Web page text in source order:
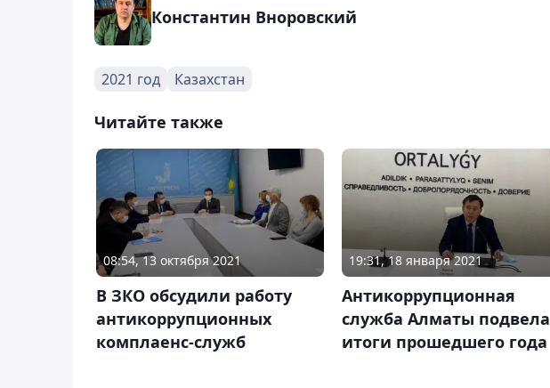
Константин Вноровский
2021 год Казахстан
Читайте также
08:54, 13 октября 2021
В ЗКО обсудили работу
антикоррупционных
комплаенс-служб
19:31, 18 января 2021
Антикоррупционная
служба Алматы подвела
итоги прошедшего года